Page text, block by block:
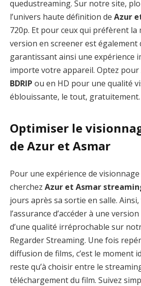
quedustreaming. Sur notre site,
l’univers haute définition de Azur
720p. Et pour ceux qui préfèrent la
version en screener est également
garantissant ainsi une expérience
importe votre appareil. Optez pour
BDRIP ou en HD pour une qualité
éblouissante, le tout, gratuitement.
Optimiser le
de Azur et Asmar
Pour une expérience de
cherchez Azur et Asmar
jours après sa sortie en salle.
l’assurance d’accéder à une
d’une qualité irréprochable sur
Regarder Streaming. Une fois
diffusion de films, c’est le moment
reste qu’à choisir entre le
téléchargement du film. Suivez